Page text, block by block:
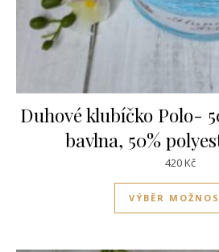
Duhové klubíčko Polo-
bavlna, 50%
420Kč
VÝBĚR